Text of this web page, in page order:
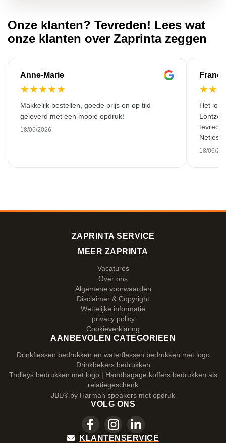
Onze klanten? Tevreden! Lees wat
onze klanten over Zaprinta zeggen
Anne-Marie
★★★★★
Makkelijk bestellen, goede prijs en op tijd
geleverd met een mooie opdruk!
18/06/2026
★★
Het
Netjes
18/06/
ZAPRINTA SERVICE
MEER ZAPRINTA
Vacatures
Over ons
Algemene voorwaarden
Disclaimer & Copyright
Wettelijke informatie
privacy policy
Cookieverklaring
AANBEVOLEN CATEGORIEEN
Drinkflessen bedrukken en waterflessen bedrukken met logo
Drinkbekers bedrukken
Trolleys bedrukken met logo | Handbagage koffers bedrukken als
relatiegeschenk
JBL® by Harman speakers met opdruk
VOLG ONS
KLANTENSERVICE